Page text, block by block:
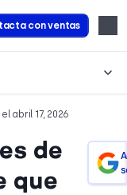
con ventas
abril 17, 2026
de
que